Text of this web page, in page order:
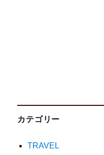
カテゴリー
TRAVEL